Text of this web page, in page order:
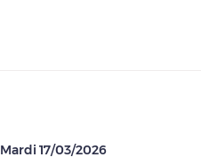
Mardi 17/03/2026